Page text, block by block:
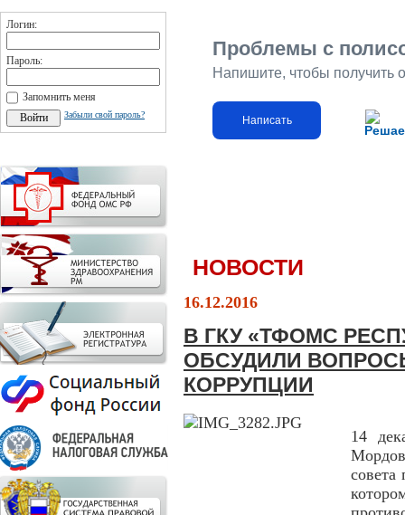
Логин:
Пароль:
Запомнить меня
Забыли свой пароль?
Проблемы с
Напишите, чтобы получить
Написать
НОВОСТИ
16.12.2016
В ГКУ «ТФОМС
ОБСУДИЛИ
КОРРУПЦИИ
14